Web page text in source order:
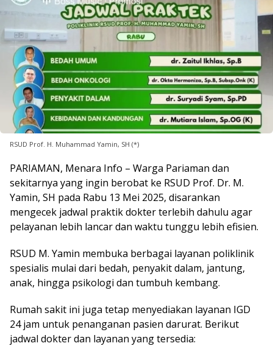
RSUD Prof. H. Muhammad Yamin, SH (*)
PARIAMAN, Menara Info – Warga Pariaman dan
sekitarnya yang ingin berobat ke RSUD Prof. Dr. M.
Yamin, SH pada Rabu 13 Mei 2025, disarankan
mengecek jadwal praktik dokter terlebih dahulu agar
pelayanan lebih lancar dan waktu tunggu lebih efisien.
RSUD M. Yamin membuka berbagai layanan poliklinik
spesialis mulai dari bedah, penyakit dalam, jantung,
anak, hingga psikologi dan tumbuh kembang.
Rumah sakit ini juga tetap menyediakan layanan IGD
24 jam untuk penanganan pasien darurat. Berikut
jadwal dokter dan layanan yang tersedia: